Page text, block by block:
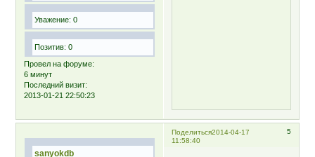
Уважение: 0
Позитив: 0
Провел на форуме:
6 минут
Последний визит:
2013-01-21 22:50:23
Поделиться 5
2014-04-17
11:58:40
sanyokdb